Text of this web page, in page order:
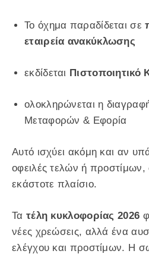
Το όχημα παραδίδεται σε
εταιρεία ανακύκλωσης
εκδίδεται Πιστοποιητικό
ολοκληρώνεται η
Μεταφορών & Εφορία
Αυτό ισχύει ακόμη και αν
οφειλές τελών ή
εκάστοτε πλαίσιο.
Τα τέλη κυκλοφορίας 2026
νέες χρεώσεις, αλλά ένα
ελέγχου και προστίμων. Η